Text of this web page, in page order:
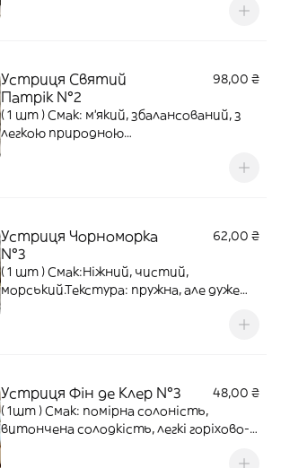
Устриця Святий
Патрік №2
98,00 ₴
( 1 шт ) Смак: м’який, збалансований, з
легкою природною
Устриця Чорноморка
№3
62,00 ₴
( 1 шт ) Смак:Ніжний, чистий,
морський.Текстура: пружна, але дуже
Устриця Фін де Клер №3
48,00 ₴
( 1шт ) Смак: помірна солоність,
витончена солодкість, легкі горіхово-